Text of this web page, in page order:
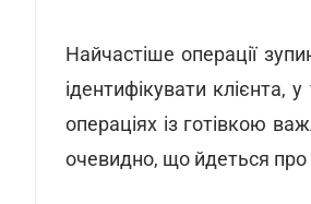
Найчастіше операції
ідентифікувати клієнта,
операціях із готівкою
очевидно, що йдеться про